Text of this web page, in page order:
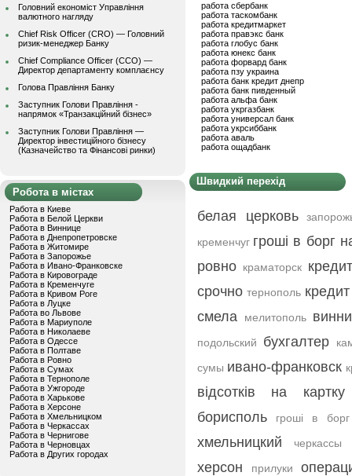
Головний економіст Управління
валютного нагляду
Chief Risk Officer (CRO) — Головний
ризик-менеджер Банку
Chief Compliance Officer (CCO) —
Директор департаменту комплаєнсу
Голова Правління Банку
Заступник Голови Правління -
напрямок «Транзакційний бізнес»
Заступник Голови Правління —
Директор інвестиційного бізнесу
(Казначейство та Фінансові ринки)
Робота в містах
Работа в Киеве
Работа в Белой Церкви
Работа в Виннице
Работа в Днепропетровске
Работа в Житомире
Работа в Запорожье
Работа в Ивано-Франковске
Работа в Кировограде
Работа в Кременчуге
Работа в Кривом Роге
Работа в Луцке
Работа во Львове
Работа в Мариуполе
Работа в Николаеве
Работа в Одессе
Работа в Полтаве
Работа в Ровно
Работа в Сумах
Работа в Тернополе
Работа в Ужгороде
Работа в Харькове
Работа в Херсоне
Работа в Хмельницком
Работа в Черкассах
Работа в Чернигове
Работа в Черновцах
Работа в Других городах
работа сбербанк
работа таскомбанк
работа кредитмаркет
работа правэкс банк
работа глобус банк
работа юнекс банк
работа форвард банк
работа пзу украина
работа банк кредит днепр
работа банк пивденный
работа альфа банк
работа укргазбанк
работа универсал банк
работа укрсиббанк
работа аваль
работа ощадбанк
Швидкий перехід
белая церковь
кременчуг гроші в борг
ровно краматорск
срочно тернополь
смела
мелитополь
подольский бухгалтер
сумы ивано-франковск
відсотків на картку
борисполь
гроші в борг
хмельницкий черкассы
херсон прилуки